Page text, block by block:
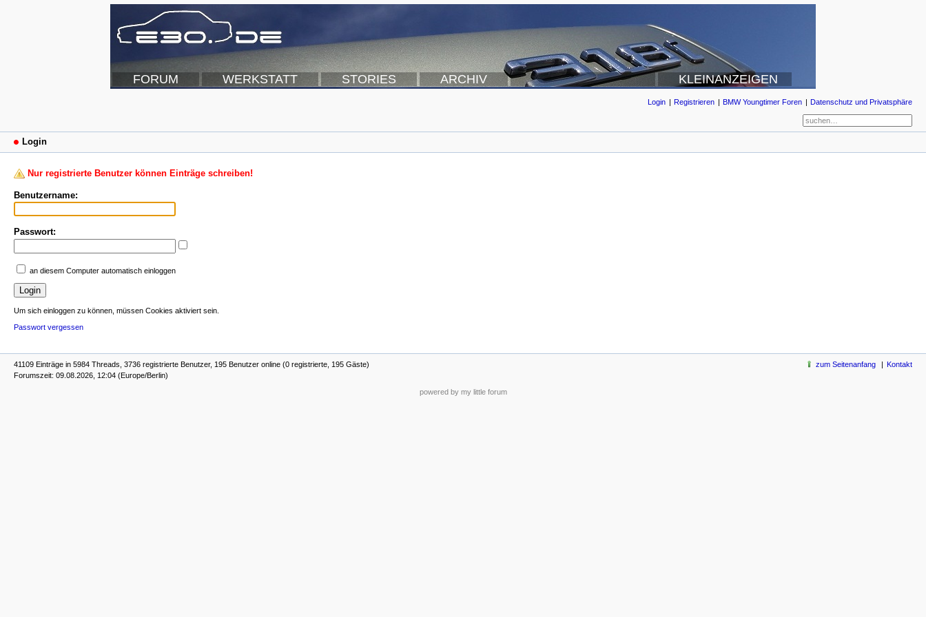
FORUM WERKSTATT STORIES ARCHIV KLEINANZEIGEN
Login Registrieren BMW Youngtimer Foren Datenschutz und Privatsphäre
Login
Nur registrierte Benutzer können Einträge schreiben!
Benutzername:
Passwort:
an diesem Computer automatisch einloggen
Um sich einloggen zu können, müssen Cookies aktiviert sein.
Passwort vergessen
41109 Einträge in 5984 Threads, 3736 registrierte Benutzer, 195 Benutzer online (0 registrierte, 195 Gäste)
Forumszeit: 09.08.2026, 12:04 (Europe/Berlin)
zum Seitenanfang Kontakt
powered by my little forum